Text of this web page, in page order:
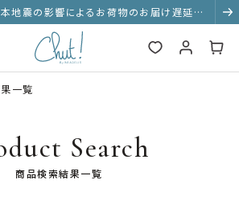
本地震の影響によるお荷物のお届け遅延に
ついて
一覧
Search
商品検索結果一覧